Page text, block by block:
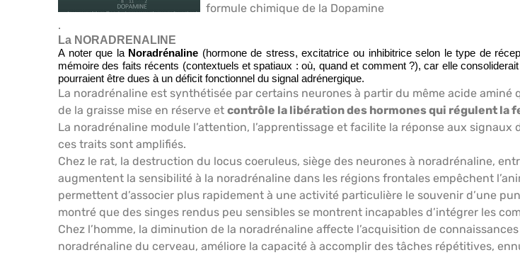
formule chimique de la Dopamine
.
La NORADRENALINE
A noter que la Noradrénaline (hormone de stress, excitatrice ou inhibitrice selon le type de
mémoire des faits récents (contextuels et spatiaux : où, quand et comment ?), car elle
pourraient être dues à un déficit fonctionnel du signal adrénergique.
La noradrénaline est synthétisée par certains neurones à partir du même acide
de la graisse mise en réserve et contrôle la libération des hormones qui régulent la
La noradrénaline module l’attention, l’apprentissage et facilite la réponse aux
ces traits sont amplifiés.
Chez le rat, la destruction du locus coeruleus, siège des neurones à noradrénaline,
augmentent la sensibilité à la noradrénaline dans les régions frontales empêchent
permettent d’associer plus rapidement à une activité particulière le souvenir d’une
montré que des singes rendus peu sensibles se montrent incapables d’intégrer les
Chez l’homme, la diminution de la noradrénaline affecte l’acquisition de
noradrénaline du cerveau, améliore la capacité à accomplir des tâches répétitives,